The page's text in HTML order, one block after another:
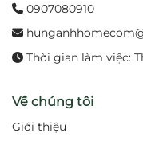
0907080910
Thời gian làm việc:
Về chúng tôi
Giới thiệu